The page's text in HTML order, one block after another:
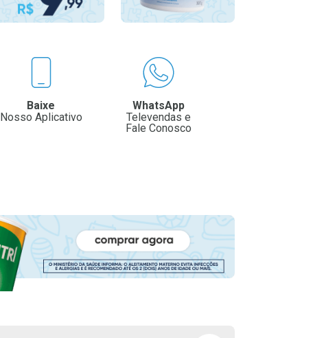
Baixe
Nosso Aplicativo
WhatsApp
Televendas e
Fale Conosco